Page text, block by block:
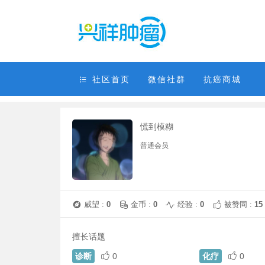
社区首页 微信社群 抗癌商城
慌到模糊
普通会员
威望 : 0 金币 : 0 经验 : 0 被赞同 : 15
擅长话题
诊断 0 化疗 0